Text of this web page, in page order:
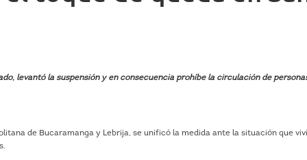
levantó la suspensión y en consecuencia prohíbe la circulación de
de Bucaramanga y Lebrija, se unificó la medida ante la situación que